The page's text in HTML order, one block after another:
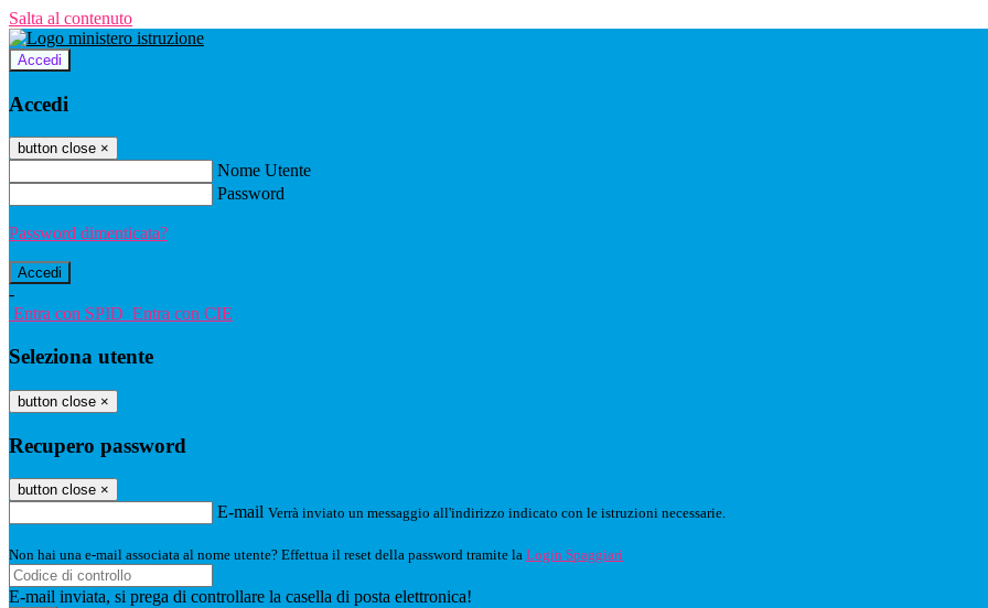
Salta al contenuto
Accedi
Accedi
button close ×
Nome Utente
Password
Password dimenticata?
-
Entra con SPID Entra con CIE
Seleziona utente
button close ×
Recupero password
button close ×
E-mail Verrà inviato un messaggio all'indirizzo indicato con le istruzioni necessarie.
Non hai una e-mail associata al nome utente? Effettua il reset della password tramite la Login Spaggiari
E-mail inviata, si prega di controllare la casella di posta elettronica!